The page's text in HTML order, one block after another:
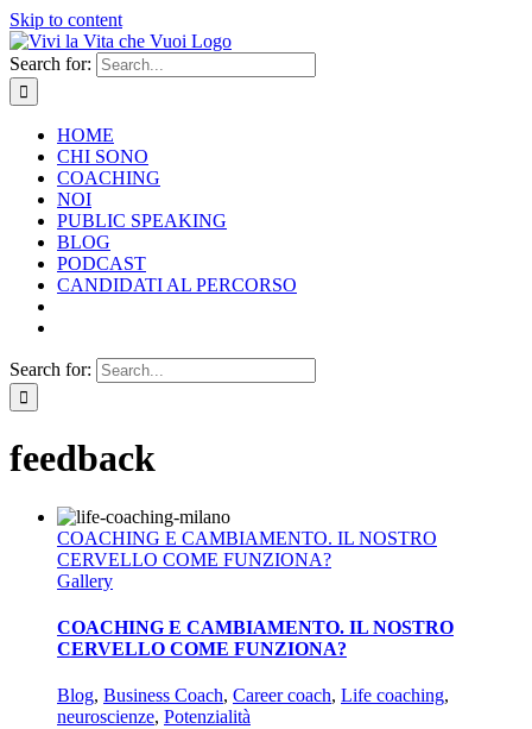
Skip to content
Search for:
HOME
CHI SONO
COACHING
NOI
PUBLIC SPEAKING
BLOG
PODCAST
CANDIDATI AL PERCORSO
Search for:
feedback
COACHING E CAMBIAMENTO. IL NOSTRO
CERVELLO COME FUNZIONA?
Gallery
COACHING E CAMBIAMENTO. IL NOSTRO
CERVELLO COME FUNZIONA?
Blog, Business Coach, Career coach, Life coaching,
neuroscienze, Potenzialità